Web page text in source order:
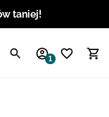
taniej!
1